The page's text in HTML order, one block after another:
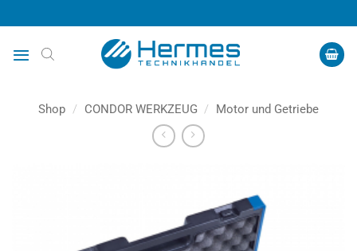
Inhalt
springen
Shop / CONDOR WERKZEUG / Motor und Getriebe